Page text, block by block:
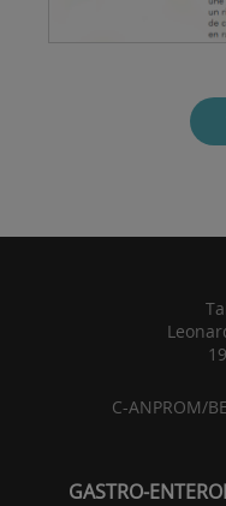
C-ANPROM/
GASTRO-